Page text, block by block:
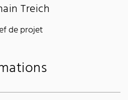
Treich
de projet